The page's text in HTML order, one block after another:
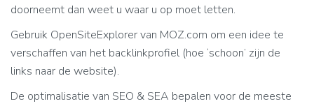
doorneemt dan weet u waar u op moet letten.
Gebruik OpenSiteExplorer van MOZ.com om een idee te
verschaffen van het backlinkprofiel (hoe ‘schoon’ zijn de
links naar de website).
De optimalisatie van SEO & SEA bepalen voor de meeste